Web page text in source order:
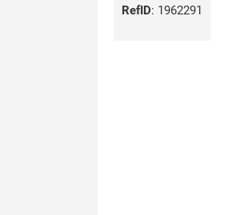
RefID: 1962291